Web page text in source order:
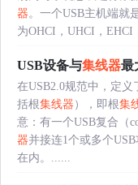
器 。一个USB主机端就
为OHCI，UHCI，EHCI
USB设备与集线器最
在USB2.0规范中，定义
括根集线器 ），即根集
意：有一个USB复合（
器并接连1个或多个
在内。......